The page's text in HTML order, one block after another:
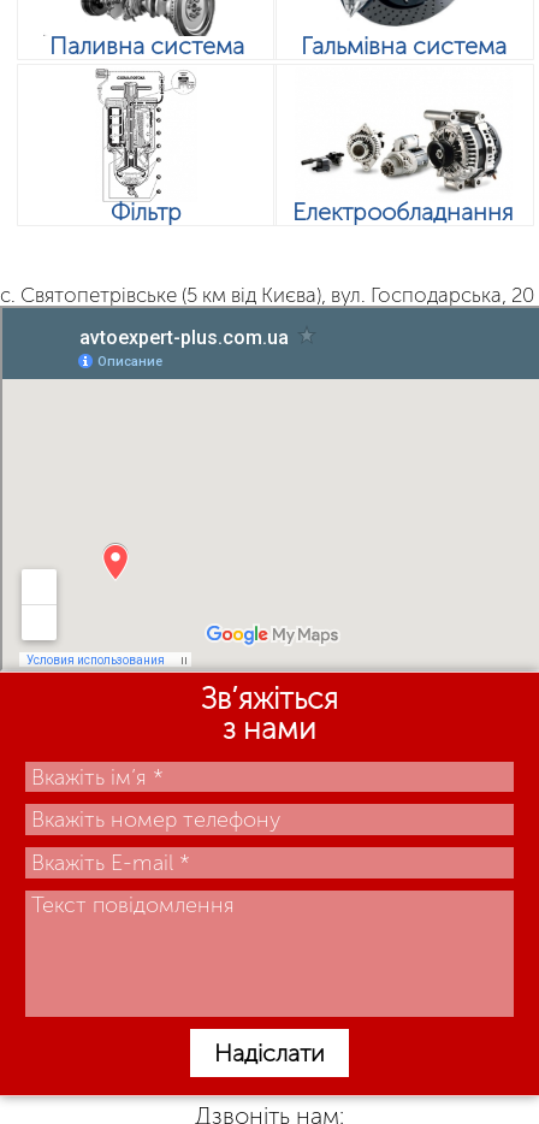
Паливна система Гальмівна система
Фільтр Електрообладнання
с. Святопетрівське (5 км від Києва), вул. Господарська, 20
Зв’яжіться
з нами
Надіслати
Дзвоніть нам: